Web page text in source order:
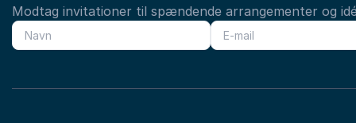
Modtag invitationer til spændende arrangementer og